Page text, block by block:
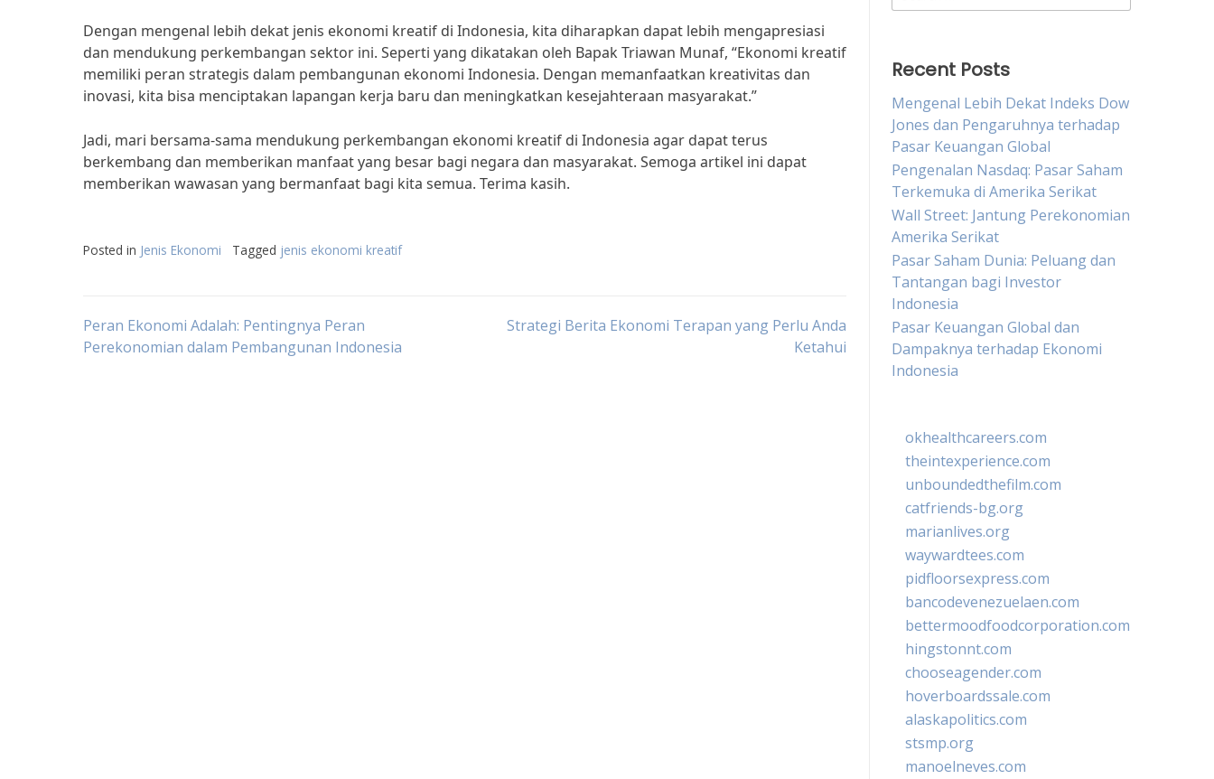
Dengan mengenal lebih dekat jenis ekonomi kreatif di Indonesia, kita diharapkan dapat lebih mengapresiasi
dan mendukung perkembangan sektor ini. Seperti yang dikatakan oleh Bapak Triawan Munaf, “Ekonomi kreatif
memiliki peran strategis dalam pembangunan ekonomi Indonesia. Dengan memanfaatkan kreativitas dan
inovasi, kita bisa menciptakan lapangan kerja baru dan meningkatkan kesejahteraan masyarakat.”
Jadi, mari bersama-sama mendukung perkembangan ekonomi kreatif di Indonesia agar dapat terus
berkembang dan memberikan manfaat yang besar bagi negara dan masyarakat. Semoga artikel ini dapat
memberikan wawasan yang bermanfaat bagi kita semua. Terima kasih.
Posted in Jenis Ekonomi Tagged jenis ekonomi kreatif
Post
Peran Ekonomi Adalah: Pentingnya Peran
Perekonomian dalam Pembangunan Indonesia
Strategi Berita Ekonomi Terapan yang Perlu Anda
Ketahui
for:
Recent Posts
Mengenal Lebih Dekat Indeks Dow
Jones dan Pengaruhnya terhadap
Pasar Keuangan Global
Pengenalan Nasdaq: Pasar Saham
Terkemuka di Amerika Serikat
Wall Street: Jantung Perekonomian
Amerika Serikat
Pasar Saham Dunia: Peluang dan
Tantangan bagi Investor
Indonesia
Pasar Keuangan Global dan
Dampaknya terhadap Ekonomi
Indonesia
okhealthcareers.com
theintexperience.com
unboundedthefilm.com
catfriends-bg.org
marianlives.org
waywardtees.com
pidfloorsexpress.com
bancodevenezuelaen.com
bettermoodfoodcorporation.com
hingstonnt.com
chooseagender.com
hoverboardssale.com
alaskapolitics.com
stsmp.org
manoelneves.com